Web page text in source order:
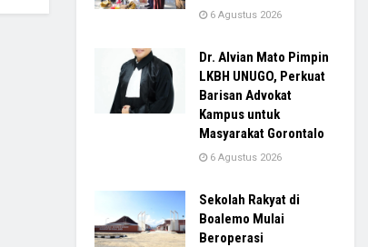
6 Agustus 2026
Dr. Alvian Mato Pimpin
LKBH UNUGO, Perkuat
Barisan Advokat
Kampus untuk
Masyarakat Gorontalo
6 Agustus 2026
Sekolah Rakyat di
Boalemo Mulai
Beroperasi